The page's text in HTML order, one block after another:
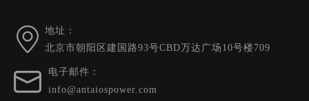
地址：
北京市朝阳区建国路93号CBD万达广场10号楼709
电子邮件：
info@antaiospower.com